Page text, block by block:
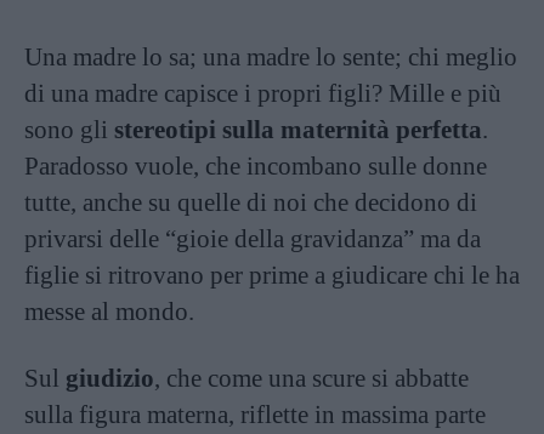
Una madre lo sa; una madre lo sente; chi meglio
di una madre capisce i propri figli? Mille e più
sono gli stereotipi sulla maternità perfetta.
Paradosso vuole, che incombano sulle donne
tutte, anche su quelle di noi che decidono di
privarsi delle “gioie della gravidanza” ma da
figlie si ritrovano per prime a giudicare chi le ha
messe al mondo.
Sul giudizio, che come una scure si abbatte
sulla figura materna, riflette in massima parte